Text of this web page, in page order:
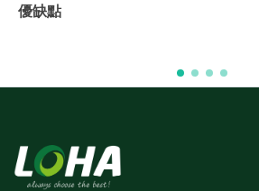
挑？